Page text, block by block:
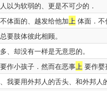
以为软弱的、更是不可少的．
体面的、越发给他加上 体面．不
要肢体彼此相顾。
、却没有一样是无意思的。
作小孩子．然而在恶事上 要作
我要用外邦人的舌头、和外邦人